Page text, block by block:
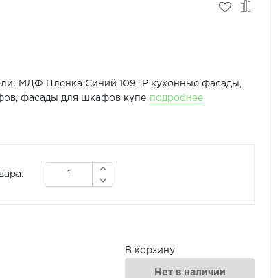
МДФ Пленка Синий 109ТР кухонные фасады,
фасады для шкафов купе подробнее
В корзину
Нет в наличии